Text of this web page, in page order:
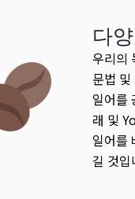
다
우리의
문법
일어를
래 및
일어를
길 것입